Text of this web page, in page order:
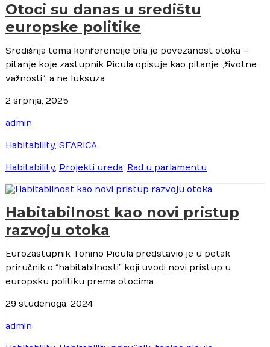
Otoci su danas u središtu
europske politike
Središnja tema konferencije bila je povezanost otoka –
pitanje koje zastupnik Picula opisuje kao pitanje „životne
važnosti“, a ne luksuza.
2 srpnja, 2025
admin
Habitability, SEARICA
Habitability, Projekti ureda, Rad u parlamentu
Habitabilnost kao novi pristup
razvoju otoka
Eurozastupnik Tonino Picula predstavio je u petak
priručnik o “habitabilnosti” koji uvodi novi pristup u
europsku politiku prema otocima
29 studenoga, 2024
admin